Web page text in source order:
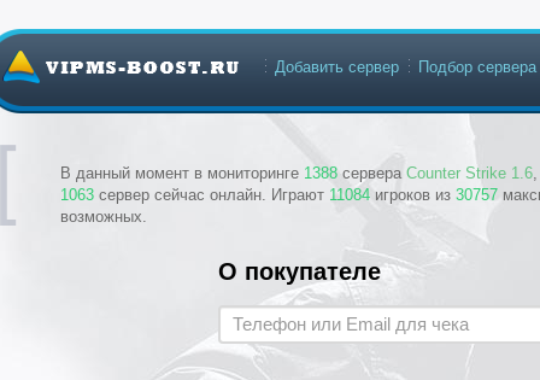
В данный момент в мониторинге 1388 сервера Counter Strike 1.6
1063 сервер сейчас онлайн. Играют 11084 игроков из 30757
возможных.
Добавить сервер Подбор сервера
О покупателе